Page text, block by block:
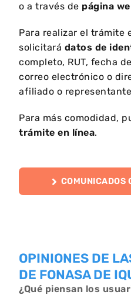
o a través de página
Para realizar el trámite
solicitará datos de
completo, RUT, fecha
correo electrónico o
afiliado o
Para más comodidad,
trámite en línea.
COMUNICADOS
OPINIONES DE
DE FONASA DE
¿Qué piensan los